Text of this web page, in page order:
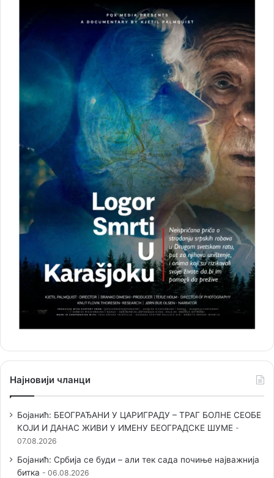
Најновији чланци
Бојанић: БЕОГРАЂАНИ У ЦАРИГРАДУ – ТРАГ БОЛНЕ СЕОБЕ
КОЈИ И ДАНАС ЖИВИ У ИМЕНУ БЕОГРАДСКЕ ШУМЕ
07.08.2026
Бојанић: Србија се буди – али тек сада почиње најважнија
битка
06.08.2026